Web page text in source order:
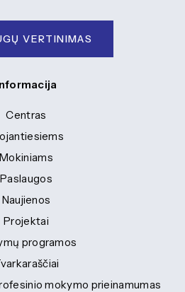
VERTINIMAS
Centras
Mokiniams
Paslaugos
Naujienos
Projektai
programos
mokymo prieinamumas